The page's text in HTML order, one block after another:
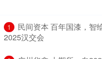
1
民间资本 百年国漆，智
2025汉交会